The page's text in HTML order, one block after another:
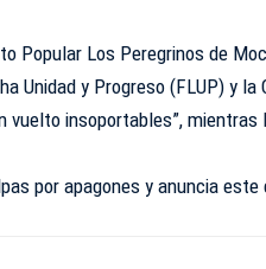
Popular Los Peregrinos de
Unidad y Progreso (FLUP) y la
vuelto insoportables”, mientras
por apagones y anuncia este